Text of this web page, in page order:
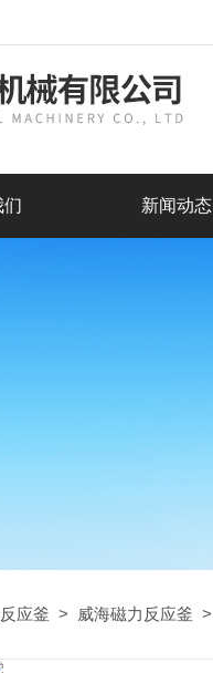
们 新闻动态
应釜 > 威海磁力反应釜 >